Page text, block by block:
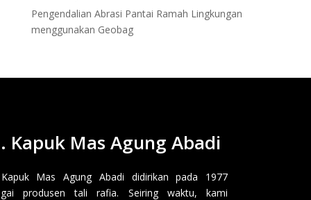
Pengendalian Abrasi Pantai Ramah Lingkungan
menggunakan Geobag
Kapuk Mas Agung Abadi
Mas Agung Abadi didirikan pada 1977
produsen tali rafia. Seiring waktu, kami